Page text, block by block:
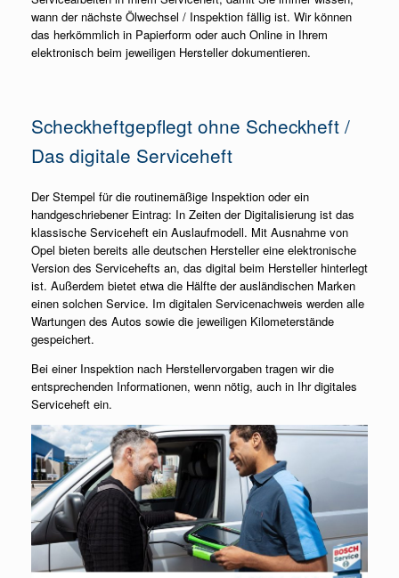
wann der nächste Ölwechsel / Inspektion fällig ist. Wir können
das herkömmlich in Papierform oder auch Online in Ihrem
elektronisch beim jeweiligen Hersteller dokumentieren.
Scheckheftgepflegt ohne Scheckheft /
Das digitale Serviceheft
Der Stempel für die routinemäßige Inspektion oder ein
handgeschriebener Eintrag: In Zeiten der Digitalisierung ist das
klassische Serviceheft ein Auslaufmodell. Mit Ausnahme von
Opel bieten bereits alle deutschen Hersteller eine elektronische
Version des Servicehefts an, das digital beim Hersteller hinterlegt
ist. Außerdem bietet etwa die Hälfte der ausländischen Marken
einen solchen Service. Im digitalen Servicenachweis werden alle
Wartungen des Autos sowie die jeweiligen Kilometerstände
gespeichert.
Bei einer Inspektion nach Herstellervorgaben tragen wir die
entsprechenden Informationen, wenn nötig, auch in Ihr digitales
Serviceheft ein.